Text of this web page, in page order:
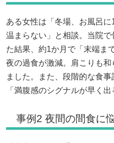
ある女性は「冬場、お風呂
温まらない」と相談。当院
た結果、約1か月で「末端ま
夜の過食が激減。肩こりも
ました。また、段階的な食
「満腹感のシグナルが早く
事例2 夜間の間食に